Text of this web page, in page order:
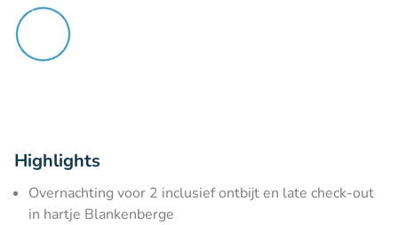
Highlights
Overnachting voor 2 inclusief ontbijt en late check-out
in hartje Blankenberge